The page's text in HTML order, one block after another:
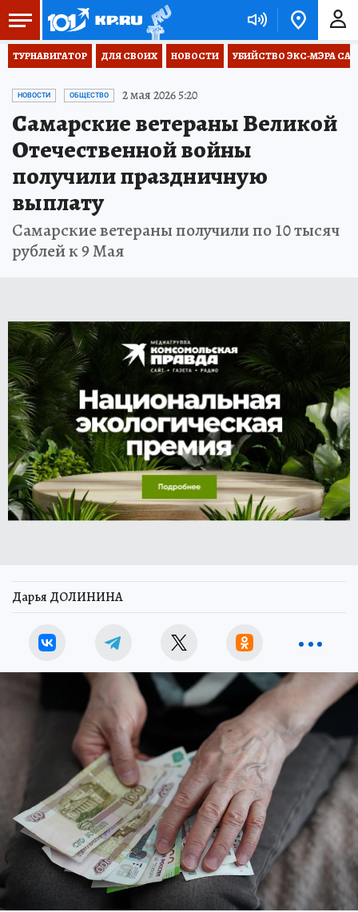
ТУРНАВИГАТОР ДЛЯ СВОИХ НОВОСТИ УБИЙСТВО ЭКС-МЭРА
НОВОСТИ ОБЩЕСТВО 2 мая 2026 5:20
Самарские ветераны Великой
Отечественной войны
получили праздничную
выплату
Самарские ветераны получили по 10 тысяч
рублей к 9 Мая
Дарья ДОЛИНИНА